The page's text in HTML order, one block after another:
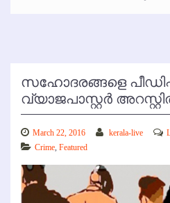
സഹോദരങ്ങളെ
വ്യാജപാസ്റ്റര്‍
March 22, 2016 kerala-live
Crime Featured